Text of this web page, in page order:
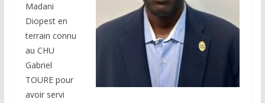
Madani
Diopest en
terrain connu
au CHU
Gabriel
TOURE pour
avoir servi